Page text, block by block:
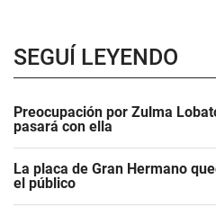
SEGUÍ LEYENDO
Preocupación por Zulma
pasará con ella
La placa de Gran Hermano
el público